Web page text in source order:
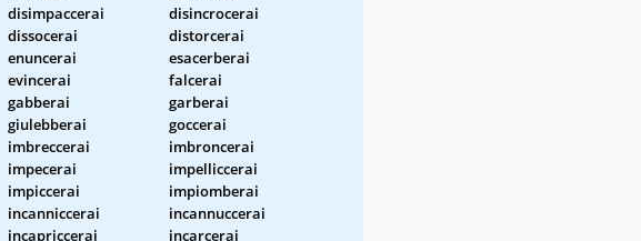
disimpaccerai
disincrocerai
dissocerai
distorcerai
enuncerai
esacerberai
evincerai
falcerai
gabberai
garberai
giulebberai
goccerai
imbreccerai
imbroncerai
impecerai
impelliccerai
impiccerai
impiomberai
incanniccerai
incannuccerai
incapriccerai
incarcerai